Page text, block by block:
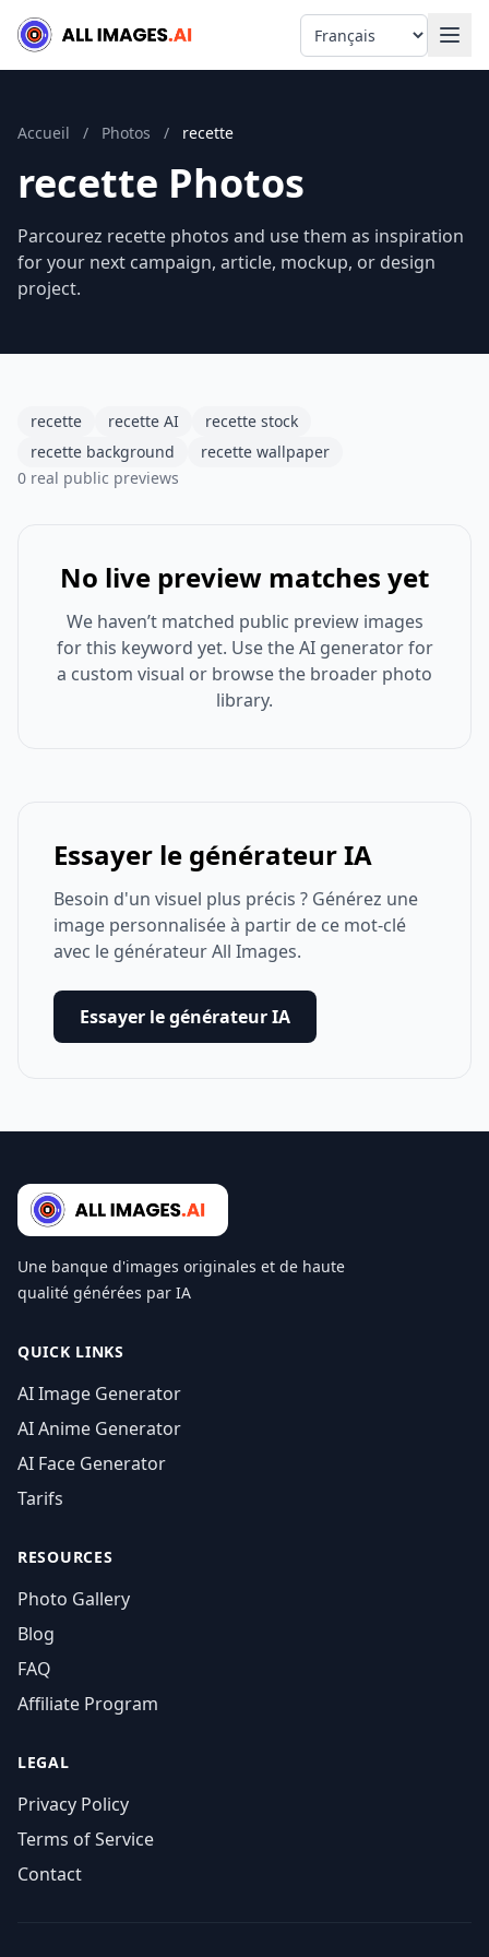
Language
Accueil / Photos / recette
recette Photos
Parcourez recette photos and use them as inspiration
for your next campaign, article, mockup, or design
project.
recette recette AI
recette stock
recette background
recette wallpaper
0 real public previews
No live preview matches yet
We haven’t matched public preview images
for this keyword yet. Use the AI generator for
a custom visual or browse the broader photo
library.
Essayer le générateur IA
Besoin d'un visuel plus précis ? Générez une
image personnalisée à partir de ce mot-clé
avec le générateur All Images.
Essayer le générateur IA
Une banque d'images originales et de haute
qualité générées par IA
QUICK LINKS
AI Image Generator
AI Anime Generator
AI Face Generator
Tarifs
RESOURCES
Photo Gallery
Blog
FAQ
Affiliate Program
LEGAL
Privacy Policy
Terms of Service
Contact